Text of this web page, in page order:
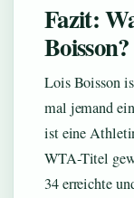
Fazit:
Boisson?
Lois Boisson
mal jemand
ist eine
WTA-Titel
34 erreichte